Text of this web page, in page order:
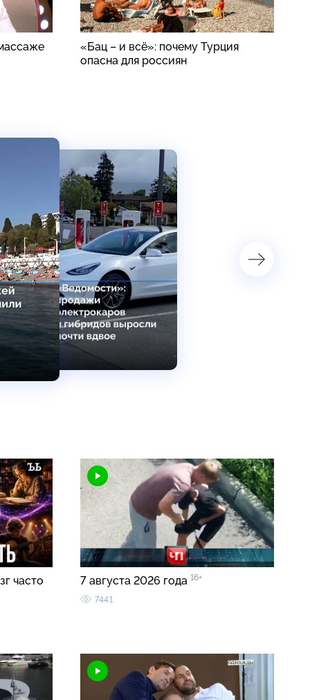
«Бац – и всё»: почему Турция
опасна для россиян
часто 7 августа 2026 года 16+
7441